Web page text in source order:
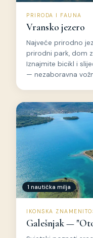
PRIRODA I FAUNA
Vransko jezero
Najveće prirodno
prirodni park, dom
Iznajmite bicikl i
— nezaboravna
1 nautička milja
IKONSKA
Galešnjak —